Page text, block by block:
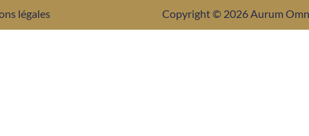
légales Copyright © 2026 Aurum